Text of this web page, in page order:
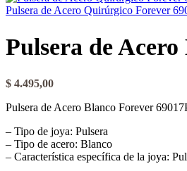
Pulsera de Acero Quirúrgico Forever
Pulsera de
$ 4.495,00
Pulsera de Acero Blanco Forever
– Tipo de joya: Pulsera
– Tipo de acero: Blanco
– Característica específica de la joya: